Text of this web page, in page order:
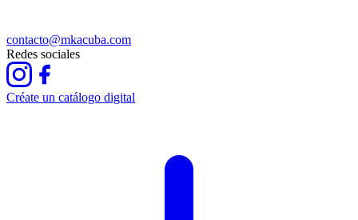
contacto@mkacuba.com
Redes sociales
Créate un catálogo digital